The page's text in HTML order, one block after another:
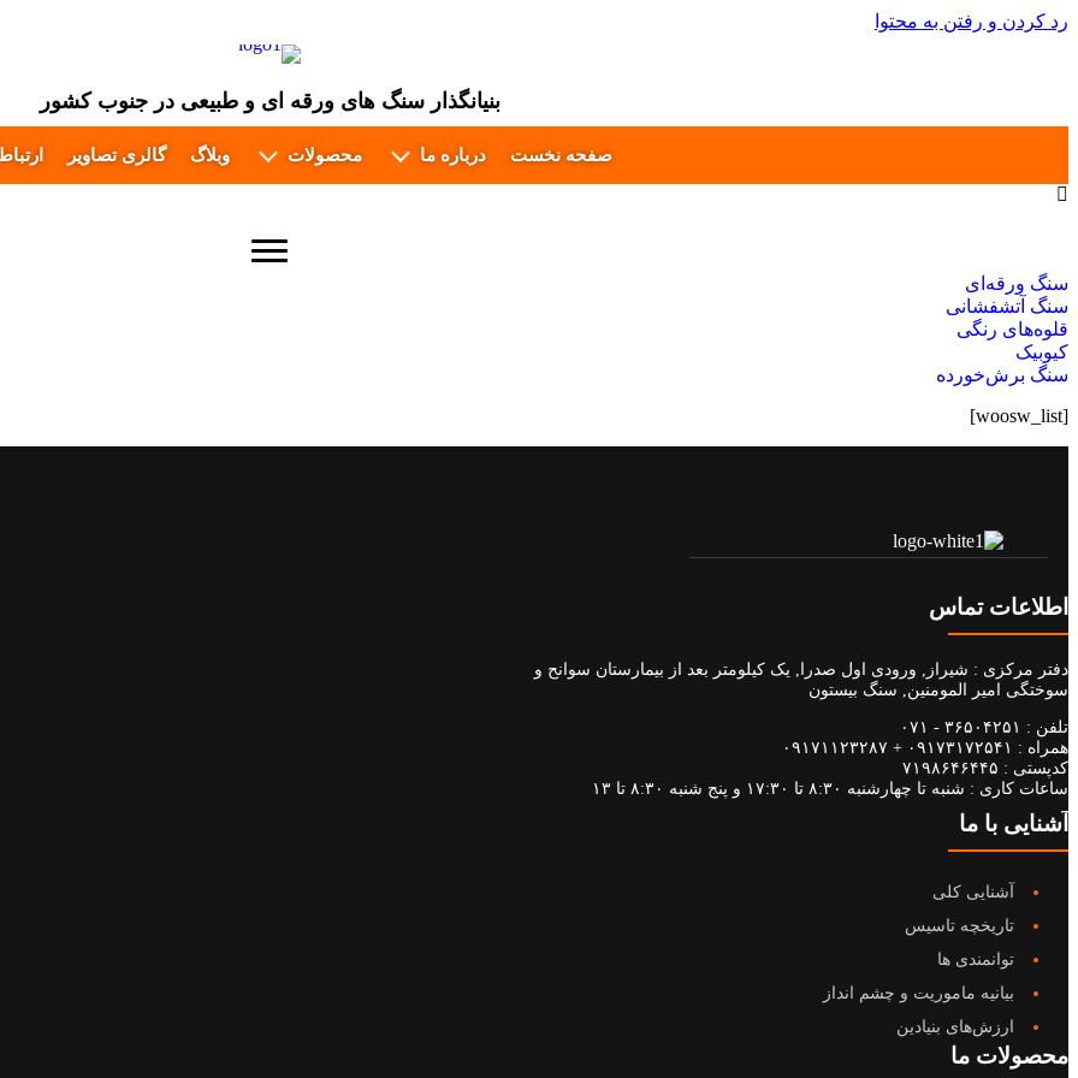
رد کردن و رفتن به محتوا
بنیانگذار سنگ های ورقه ای و طبیعی در جنوب کشور
صفحه نخست درباره ما محصولات وبلاگ گالری تصاویر
سنگ‌ ورقه‌ای
سنگ آتشفشانی
قلوه‌های رنگی
کیوبیک
سنگ برش‌خورده
[woosw_list]
اطلاعات تماس
دفتر مرکزی : شیراز, ورودی اول صدرا, یک کیلومتر بعد از بیمارستان سوانح و
سوختگی امیر المومنین, سنگ بیستون
تلفن : ۳۶۵۰۴۲۵۱ - ۰۷۱
همراه : ۰۹۱۷۳۱۷۲۵۴۱ + ۰۹۱۷۱۱۲۳۲۸۷
کدپستی :
ساعات کاری : شنبه تا چهارشنبه ۸:۳۰ تا ۱۷:۳۰ و پنج شنبه ۸:۳۰ تا ۱۳
آشنایی با ما
آشنایی کلی
تاریخچه تاسیس
توانمندی ها
بیانیه ماموریت و چشم انداز
ارزش‌های بنیادین
محصولات ما